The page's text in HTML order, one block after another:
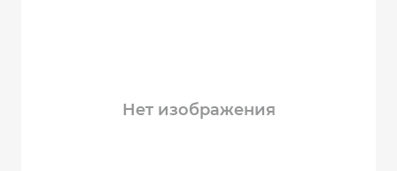
Нет изображения